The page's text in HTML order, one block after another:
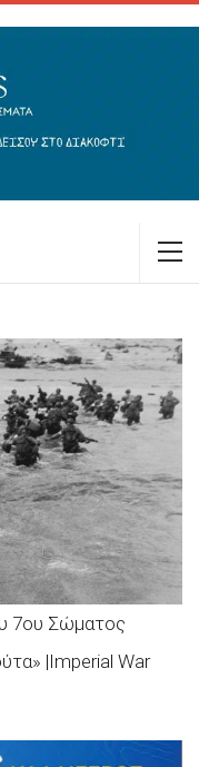
7ου Σώματος
|Imperial War